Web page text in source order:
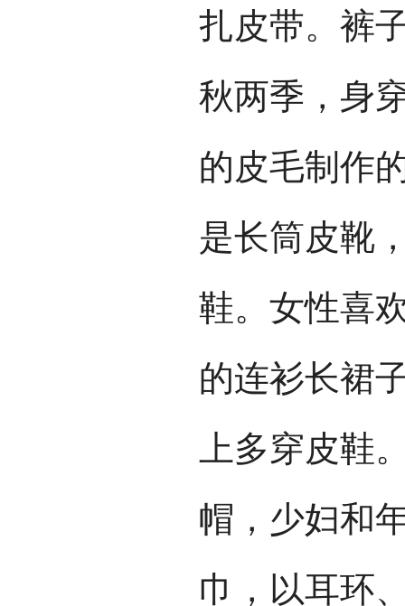
扎皮带。裤
秋两季，身
的皮毛制作
是长筒皮靴
鞋。女性喜
的连衫长裙
上多穿皮鞋
帽，少妇和
巾，以耳环